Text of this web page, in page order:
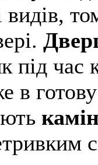
видів,
під час
в